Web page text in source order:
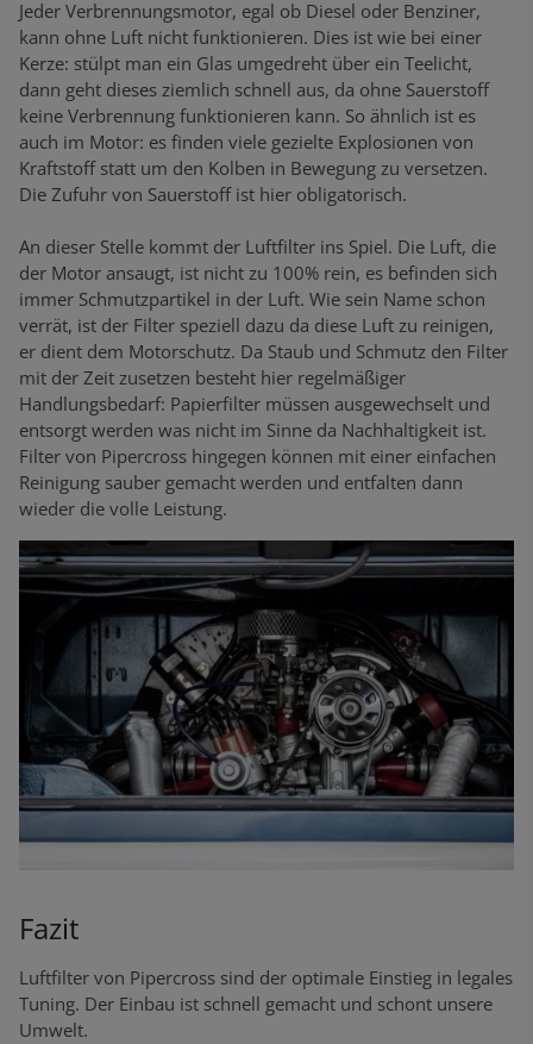
Jeder Verbrennungsmotor, egal ob Diesel oder Benziner,
kann ohne Luft nicht funktionieren. Dies ist wie bei einer
Kerze: stülpt man ein Glas umgedreht über ein Teelicht,
dann geht dieses ziemlich schnell aus, da ohne Sauerstoff
keine Verbrennung funktionieren kann. So ähnlich ist es
auch im Motor: es finden viele gezielte Explosionen von
Kraftstoff statt um den Kolben in Bewegung zu versetzen.
Die Zufuhr von Sauerstoff ist hier obligatorisch.
An dieser Stelle kommt der Luftfilter ins Spiel. Die Luft, die
der Motor ansaugt, ist nicht zu 100% rein, es befinden sich
immer Schmutzpartikel in der Luft. Wie sein Name schon
verrät, ist der Filter speziell dazu da diese Luft zu reinigen,
er dient dem Motorschutz. Da Staub und Schmutz den Filter
mit der Zeit zusetzen besteht hier regelmäßiger
Handlungsbedarf: Papierfilter müssen ausgewechselt und
entsorgt werden was nicht im Sinne da Nachhaltigkeit ist.
Filter von Pipercross hingegen können mit einer einfachen
Reinigung sauber gemacht werden und entfalten dann
wieder die volle Leistung.
Fazit
Luftfilter von Pipercross sind der optimale Einstieg in legales
Tuning. Der Einbau ist schnell gemacht und schont unsere
Umwelt.